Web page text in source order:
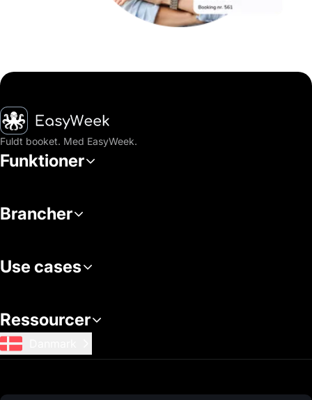
Hjem
Fuldt booket. Med EasyWeek.
Funktioner
Brancher
Use cases
Ressourcer